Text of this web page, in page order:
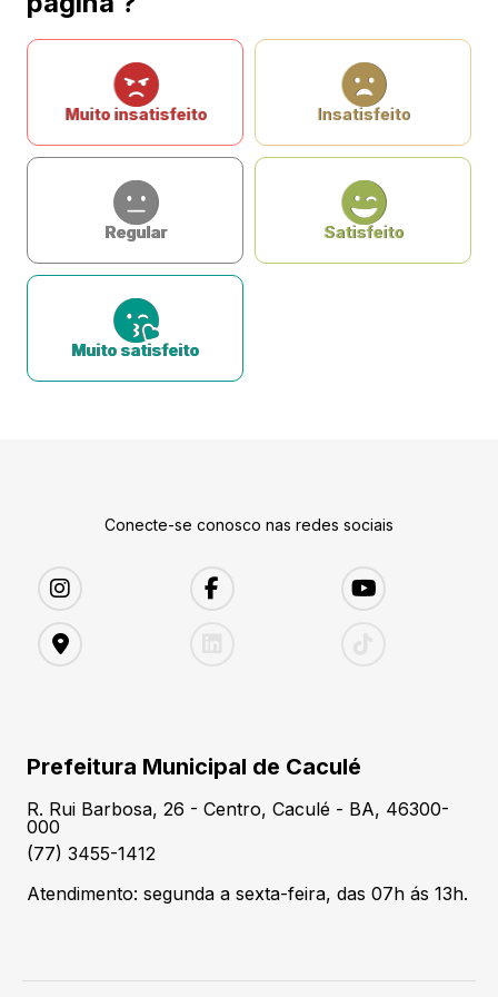
Muito insatisfeito Insatisfeito
Regular Satisfeito
Muito satisfeito
Conecte-se conosco nas redes sociais
Prefeitura Municipal de Caculé
R. Rui Barbosa, 26 - Centro, Caculé - BA, 46300-
000
(77) 3455-1412
Atendimento: segunda a sexta-feira, das 07h ás 13h.